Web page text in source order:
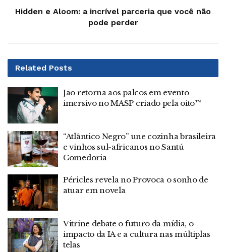
Hidden e Aloom: a incrível parceria que você não
pode perder
Related Posts
Jão retorna aos palcos em evento
imersivo no MASP criado pela oito™
“Atlântico Negro” une cozinha brasileira
e vinhos sul-africanos no Santú
Comedoria
Péricles revela no Provoca o sonho de
atuar em novela
Vitrine debate o futuro da mídia, o
impacto da IA e a cultura nas múltiplas
telas